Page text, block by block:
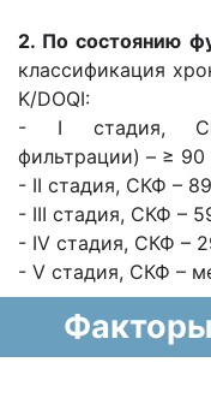
2. По состоянию
классификация
K/DOQI:
- І стадия,
фильтрации) – ≥
- ІІ стадия, СКФ –
- ІІІ стадия, СКФ –
- IV стадия, СКФ –
- V стадия, СКФ –